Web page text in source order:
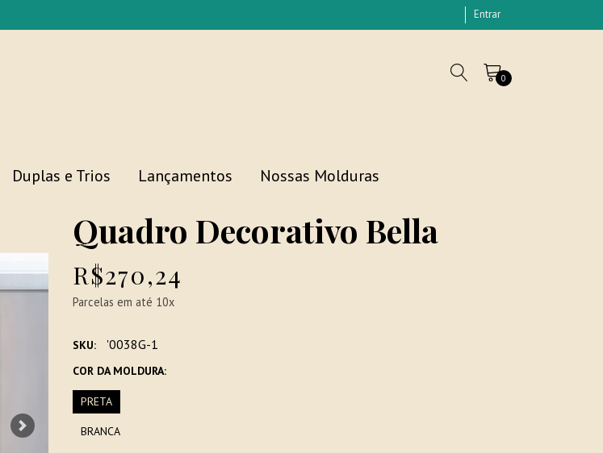
Entrar
0
Duplas e Trios Lançamentos Nossas Molduras
Next
Quadro Decorativo Bella
R$270,24
Parcelas em até 10x
SKU: '0038G-1
COR DA MOLDURA:
PRETA
BRANCA